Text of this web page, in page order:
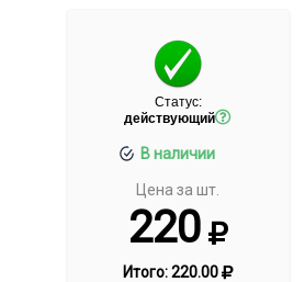
Статус:
действующий
В наличии
Цена за шт.
220
Итого:220.00